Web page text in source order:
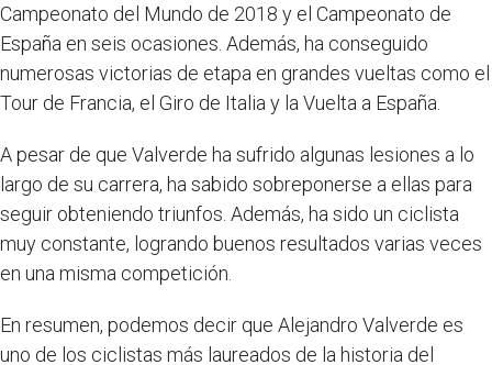
Campeonato del Mundo de 2018 y el Campeonato de
España en seis ocasiones. Además, ha conseguido
numerosas victorias de etapa en grandes vueltas como el
Tour de Francia, el Giro de Italia y la Vuelta a España.
A pesar de que Valverde ha sufrido algunas lesiones a lo
largo de su carrera, ha sabido sobreponerse a ellas para
seguir obteniendo triunfos. Además, ha sido un ciclista
muy constante, logrando buenos resultados varias veces
en una misma competición.
En resumen, podemos decir que Alejandro Valverde es
uno de los ciclistas más laureados de la historia del